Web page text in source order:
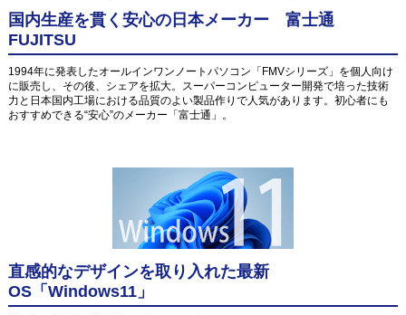
国内生産を貫く安心の日本メーカー 富士通
FUJITSU
1994年に発表したオールインワンノートパソコン「FMVシリーズ」を個人向け
に販売し、その後、シェアを拡大。スーパーコンピューター開発で培った技術
力と日本国内工場における品質のよい製品作りで人気があります。初心者にも
おすすめできる“安心”のメーカー「富士通」。
直感的なデザインを取り入れた最新
OS「Windows11」